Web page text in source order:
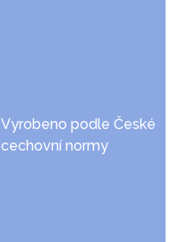
Vyrobeno podle České
cechovní normy